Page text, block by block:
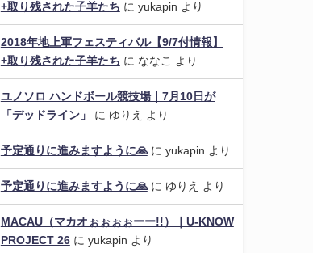
+取り残された子羊たち に yukapin より
2018年地上軍フェスティバル【9/7付情報】
+取り残された子羊たち に ななこ より
ユノソロ ハンドボール競技場｜7月10日が
「デッドライン」
に ゆりえ より
予定通りに進みますように🙏に yukapin より
予定通りに進みますように🙏に ゆりえ より
MACAU（マカオぉぉぉぉーー!!）｜U-KNOW
PROJECT 26に yukapin より